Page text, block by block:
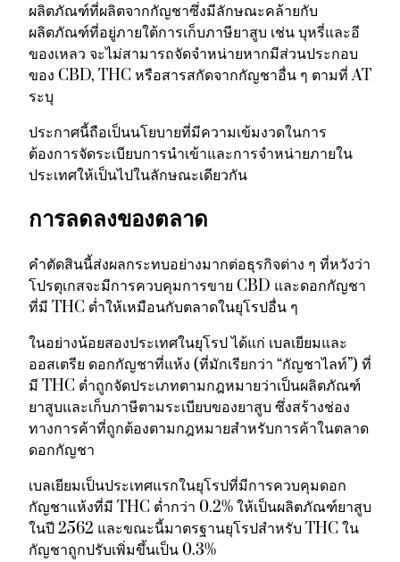
ผลิตภัณฑ์ที่ผลิตจากกัญชาซึ่งมีลักษณะคล้ายกับ
ผลิตภัณฑ์ที่อยู่ภายใต้การเก็บภาษียาสูบ เช่น บุหรี่และอี
ของเหลว จะไม่สามารถจัดจำหน่ายหากมีส่วนประกอบ
ของ CBD, THC หรือสารสกัดจากกัญชาอื่น ๆ ตามที่ AT
ระบุ
ประกาศนี้ถือเป็นนโยบายที่มีความเข้มงวดในการ
ต้องการจัดระเบียบการนำเข้าและการจำหน่ายภายใน
ประเทศให้เป็นไปในลักษณะเดียวกัน
การลดลงของตลาด
คำตัดสินนี้ส่งผลกระทบอย่างมากต่อธุรกิจต่าง ๆ ที่หวังว่า
โปรตุเกสจะมีการควบคุมการขาย CBD และดอกกัญชา
ที่มี THC ต่ำให้เหมือนกับตลาดในยุโรปอื่น ๆ
ในอย่างน้อยสองประเทศในยุโรป ได้แก่ เบลเยียมและ
ออสเตรีย ดอกกัญชาที่แห้ง (ที่มักเรียกว่า “กัญชาไลท์”) ที่
มี THC ต่ำถูกจัดประเภทตามกฎหมายว่าเป็นผลิตภัณฑ์
ยาสูบและเก็บภาษีตามระเบียบของยาสูบ ซึ่งสร้างช่อง
ทางการค้าที่ถูกต้องตามกฎหมายสำหรับการค้าในตลาด
ดอกกัญชา
เบลเยียมเป็นประเทศแรกในยุโรปที่มีการควบคุมดอก
กัญชาแห้งที่มี THC ต่ำกว่า 0.2% ให้เป็นผลิตภัณฑ์ยาสูบ
ในปี 2562 และขณะนี้มาตรฐานยุโรปสำหรับ THC ใน
กัญชาถูกปรับเพิ่มขึ้นเป็น 0.3%